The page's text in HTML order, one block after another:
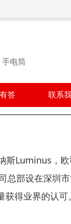
电筒
答 联系
斯Luminus，
部设在深圳
得业界的认